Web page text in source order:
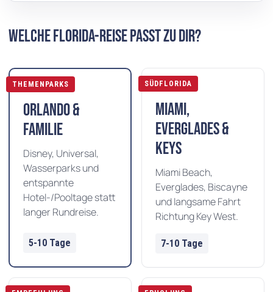
Welche Florida-Reise passt zu Dir?
THEMENPARKS
Orlando &
Familie
Disney, Universal,
Wasserparks und
entspannte
Hotel-/Pooltage statt
langer Rundreise.
5-10 Tage
SÜDFLORIDA
Miami,
Everglades &
Keys
Miami Beach,
Everglades, Biscayne
und langsame Fahrt
Richtung Key West.
7-10 Tage